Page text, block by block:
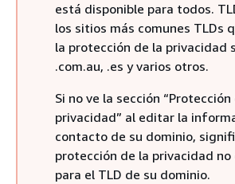
está disponible para todos.
los sitios más comunes TLDs
la protección de la privacidad
.com.au, .es y varios otros.
Si no ve la sección “Protección
privacidad” al editar la
contacto de su dominio,
protección de la privacidad
para el TLD de su dominio.